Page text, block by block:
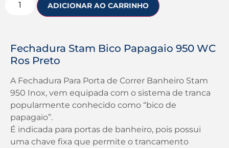
ADICIONAR AO CARRINHO
Fechadura Stam Bico Papagaio 950 WC
Ros Preto
A Fechadura Para Porta de Correr Banheiro Stam
950 Inox, vem equipada com o sistema de tranca
popularmente conhecido como “bico de
papagaio”.
É indicada para portas de banheiro, pois possui
uma chave fixa que permite o trancamento